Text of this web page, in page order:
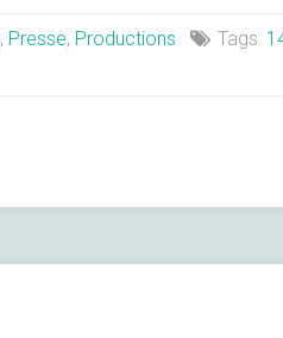
, Presse, Productions Tags: